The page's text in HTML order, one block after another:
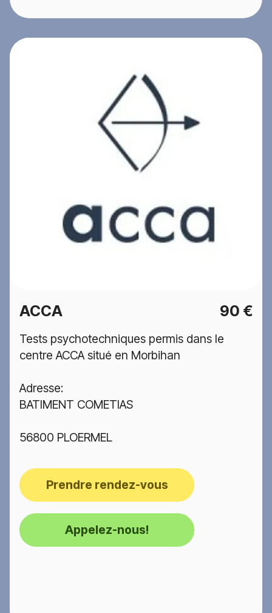
ACCA 90 €
Tests psychotechniques permis dans le
centre ACCA situé en Morbihan
Adresse:
BATIMENT COMETIAS
56800 PLOERMEL
Prendre rendez-vous
Appelez-nous!